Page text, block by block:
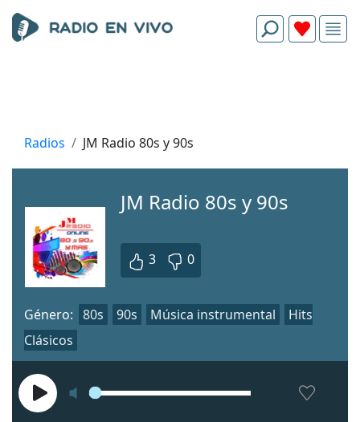
Radios JM Radio 80s y 90s
JM Radio 80s y 90s
3 0
Género: 80s 90s Música instrumental
Hits
Clásicos